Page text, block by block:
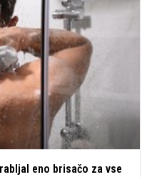
eno brisačo za vse